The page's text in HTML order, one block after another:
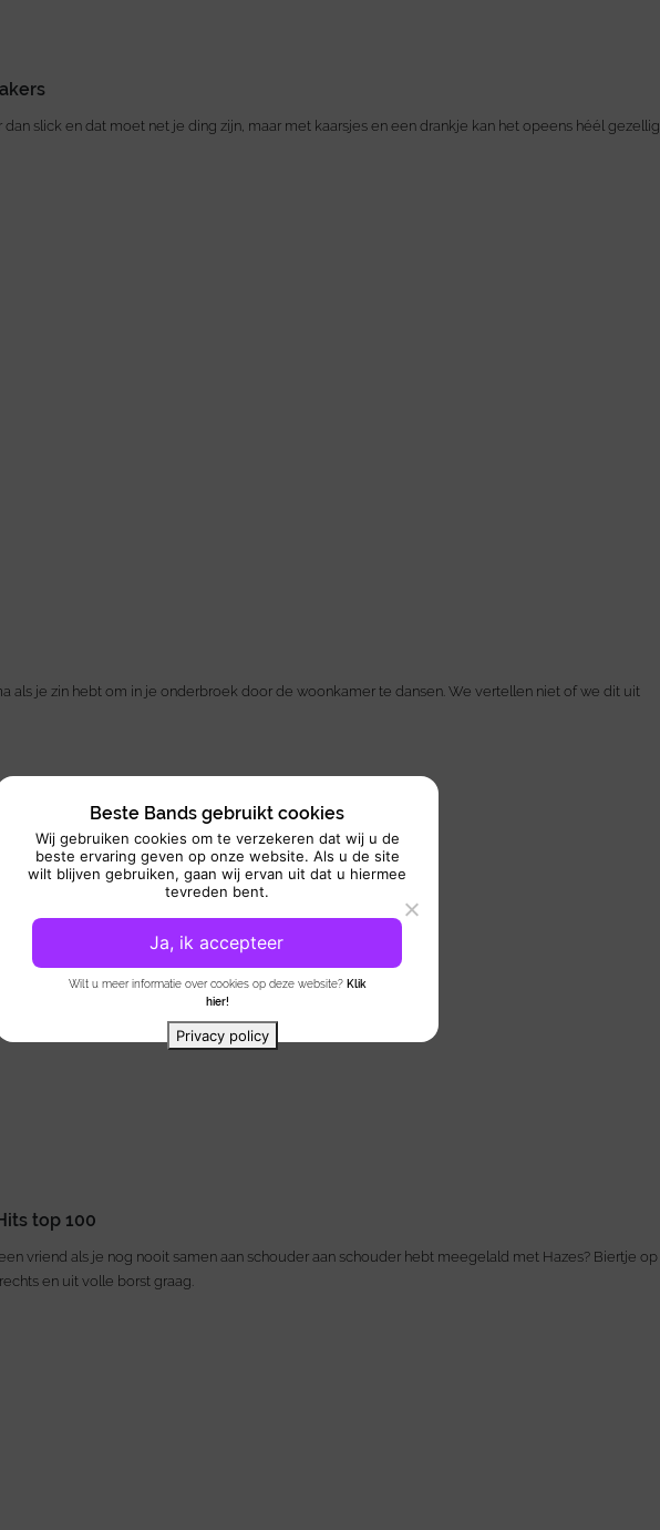
dan slick en dat moet net je ding zijn, maar met kaarsjes en een drankje kan het opeens héél gezellig
als je zin hebt om in je onderbroek door de woonkamer te dansen. We vertellen niet of we dit uit
top 100
vriend als je nog nooit samen aan schouder aan schouder hebt meegelald met Hazes? Biertje op
en uit volle borst graag.
Beste Bands gebruikt cookies
Wij gebruiken cookies om te verzekeren dat wij u de
beste ervaring geven op onze website. Als u de site
wilt blijven gebruiken, gaan wij ervan uit dat u hiermee
tevreden bent.
Wilt u meer informatie over cookies op deze website? Klik
hier!
Ja, ik accepteer
Privacy policy